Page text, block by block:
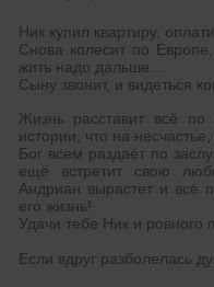
Ник купил квартиру,
Снова колесит по
жить надо дальше…
Сыну звонит, и видеться
Жизнь расставит всё
истории, что на
Бог всем раздаёт по
ещё встретит свою
Андриан вырастет и всё
его жизнь!
Удачи тебе Ник и ровного
Если вдруг разболелась